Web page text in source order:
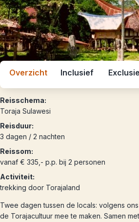
Overzicht Inclusief
Reisschema:
Toraja Sulawesi
Reisduur:
3 dagen / 2 nachten
Reissom:
vanaf € 335,- p.p. bij 2 personen
Activiteit:
trekking door Torajaland
Twee dagen tussen de locals: volgens
de Torajacultuur mee te maken. Samen